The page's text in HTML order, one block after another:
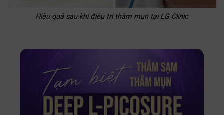
Hiệu quả sau khi điều trị thâm mụn tại LG Clinic